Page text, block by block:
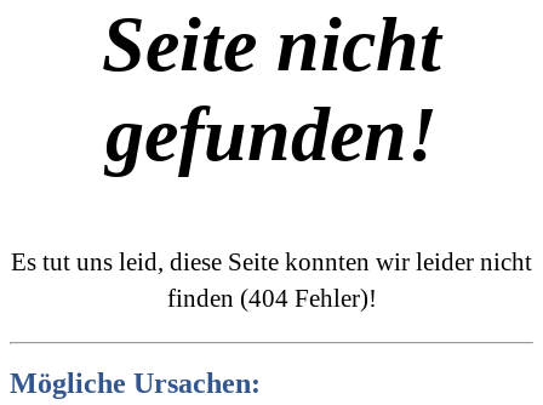
Seite nicht
gefunden!
Es tut uns leid, diese Seite konnten wir leider nicht
finden (404 Fehler)!
Mögliche Ursachen: